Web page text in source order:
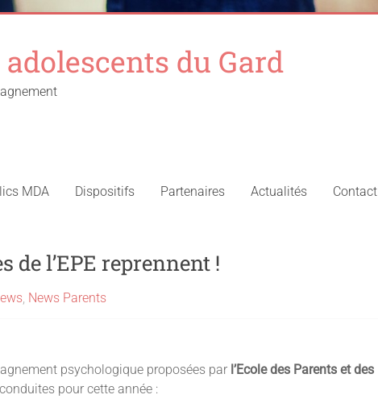
du Gard
MDA Dispositifs Partenaires Actualités Contact
de l’EPE reprennent !
, News Parents
psychologique proposées par l’Ecole des Parents et des
pour cette année :